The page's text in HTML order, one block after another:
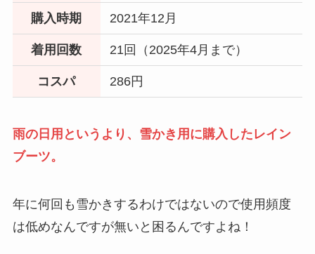
購入時期 2021年12月
着用回数 21回（2025年4月まで）
コスパ 286円
雨の日用というより、雪かき用に購入したレイン
ブーツ。
年に何回も雪かきするわけではないので使用頻度
は低めなんですが無いと困るんですよね！